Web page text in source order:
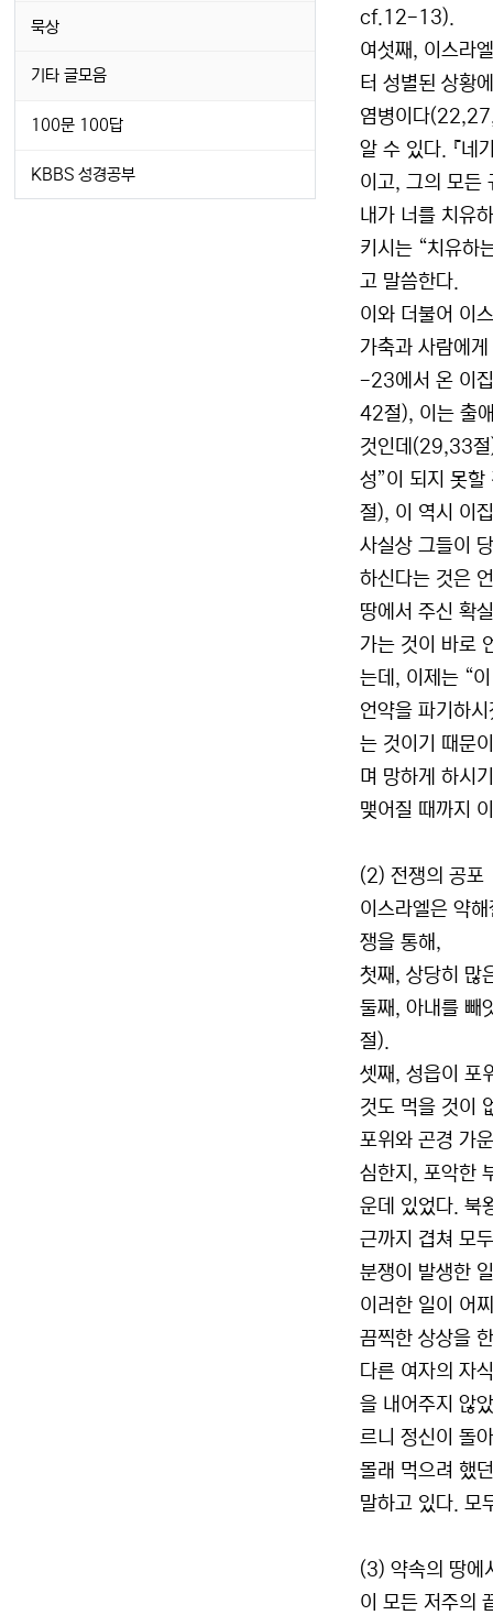
cf.12-13).
여섯째, 이스라
터 성별된 상황
염병이다
알 수 있다. 『네
이고, 그의 모든
내가 너를 치유
키시는 “치유하
고 말씀한다.
이와 더불어 이
가축과 사람에
-23에서 온 이
42절), 이는 출
것인데(29,33절
성”이 되지 못
절), 이 역시 이
사실상 그들이
하신다는 것은
땅에서 주신 확
가는 것이 바로
는데, 이제는 “
언약을 파기하
는 것이기 때문
며 망하게 하시
맺어질 때까지
(2) 전쟁의 공포
이스라엘은 약
쟁을 통해,
첫째, 상당히 많
둘째, 아내를 빼
절).
셋째, 성읍이 포
것도 먹을 것이
포위와 곤경 가
심한지, 포악한
운데 있었다. 북
근까지 겹쳐 모
분쟁이 발생한
이러한 일이 어
끔찍한 상상을
다른 여자의 자
을 내어주지 않
르니 정신이 돌
몰래 먹으려 했
말하고 있다. 모
(3) 약속의 땅에
이 모든 저주의
묵상
기타 글모음
100문 100답
KBBS 성경공부